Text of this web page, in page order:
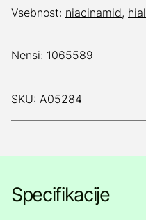
Vsebnost: niacinamid,
Nensi: 1065589
SKU: A05284
Specifikacije